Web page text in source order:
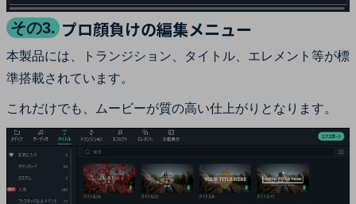
その3. プロ顔負けの編集メニュー
本製品には、トランジション、タイトル、エレメント等が標
準搭載されています。
これだけでも、ムービーが質の高い仕上がりとなります。